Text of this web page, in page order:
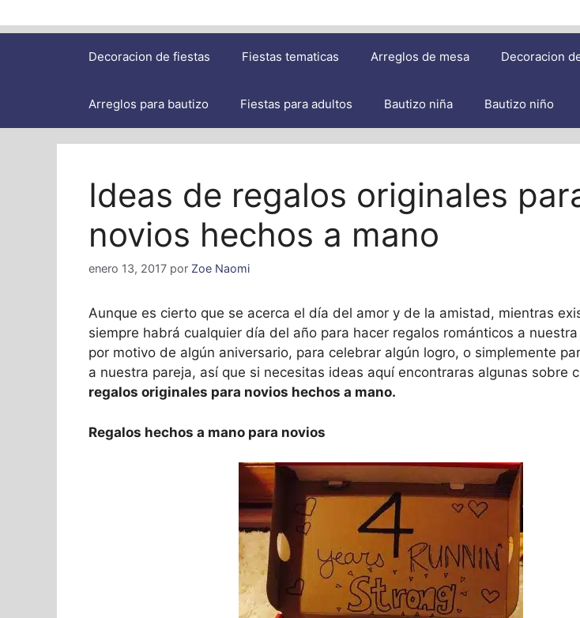
Decoracion de fiestas Fiestas tematicas Arreglos de mesa Decoracion
Arreglos para bautizo Fiestas para adultos Bautizo niña Bautizo niño
Ideas de regalos originales
novios hechos a mano
enero 13, 2017 por Zoe Naomi
Aunque es cierto que se acerca el día del amor y de la amistad, mientras
siempre habrá cualquier día del año para hacer regalos románticos a
por motivo de algún aniversario, para celebrar algún logro, o simplemente
a nuestra pareja, así que si necesitas ideas aquí encontraras algunas sobre
regalos originales para novios hechos a mano.
Regalos hechos a mano para novios